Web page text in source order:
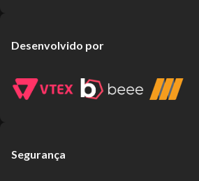
Desenvolvido por
Segurança